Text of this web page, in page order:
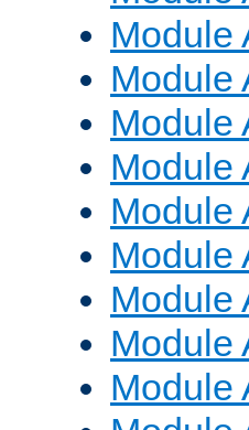
Module
Module
Module
Module
Module
Module
Module
Module
Module